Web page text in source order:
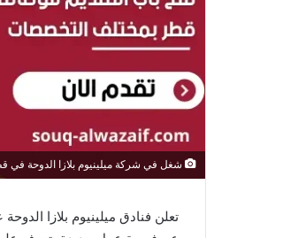
ي
ا
شغل في شركة ميلينيوم بلازا الدوحة في
تعلن فنادق ميلينيوم بلازا